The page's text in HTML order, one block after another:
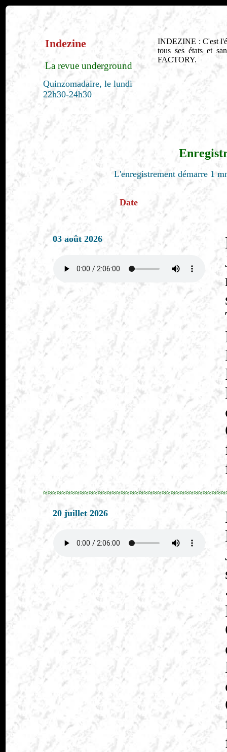
Indezine
INDEZINE : C'est
tous ses états et
FACTORY.
La revue underground
Quinzomadaire, le lundi
22h30-24h30
L'enregistrement démarre 1
Date
03 août 2026
20 juillet 2026